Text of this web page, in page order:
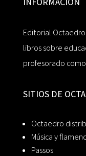
Editorial
libros sobre
profesorado
SITIOS DE
Octaedro
Música y
Passos